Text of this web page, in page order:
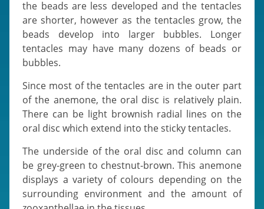
the beads are less developed and the tentacles
are shorter, however as the tentacles grow, the
beads develop into larger bubbles. Longer
tentacles may have many dozens of beads or
bubbles.
Since most of the tentacles are in the outer part
of the anemone, the oral disc is relatively plain.
There can be light brownish radial lines on the
oral disc which extend into the sticky tentacles.
The underside of the oral disc and column can
be grey-green to chestnut-brown. This anemone
displays a variety of colours depending on the
surrounding environment and the amount of